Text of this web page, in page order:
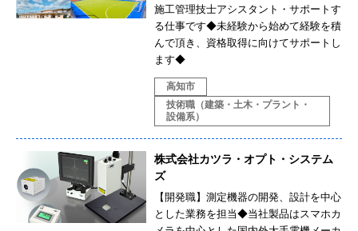
施工管理技士アシスタント・サポートす
る仕事です◆未経験から始めて経験を積
んで頂き、資格取得に向けてサポートし
ます◆
高知市
技術職（建築・土木・プラント・
設備系）
株式会社カツラ・オプト・システム
ズ
【開発職】測定機器の開発、設計を中心
とした業務を担当◆当社製品はスマホカ